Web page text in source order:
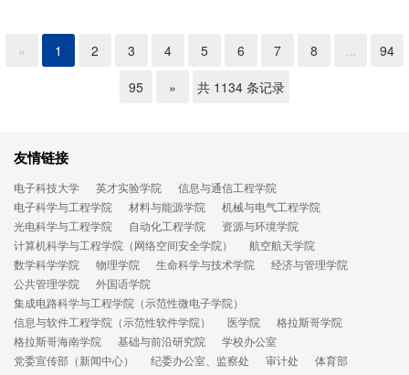
« 1 2 3 4 5 6 7 8 ...
94
95
» 共 1134 条记录
友情链接
电子科技大学 英才实验学院
信息与通信工程学院
电子科学与工程学院
材料与能源学院
机械与电气工程学院
光电科学与工程学院
自动化工程学院
资源与环境学院
计算机科学与工程学院（网络空间安全学院）
航空航天学院
数学科学学院
物理学院 生命科学与技术学院
经济与管理学院
公共管理学院
外国语学院
集成电路科学与工程学院（示范性微电子学院）
信息与软件工程学院（示范性软件学院）
医学院
格拉斯哥学院
格拉斯哥海南学院
基础与前沿研究院
学校办公室
党委宣传部（新闻中心）
纪委办公室、监察处 审计处 体育部